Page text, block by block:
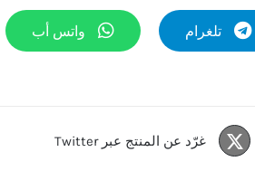
تلغرام واتس أب
غرّد عن المنتج عبر Twitter